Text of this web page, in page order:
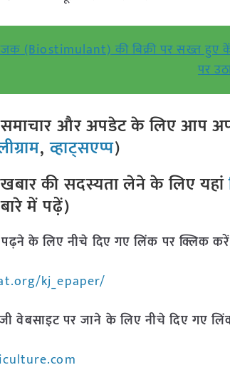
(Biostimulant) की बिक्री पर सख्त हुए
पर
समाचार और अपडेट के लिए आप
,व्हाट्सएप्प)
की सदस्यता लेने के लिए यहां
में पढ़ें)
के लिए नीचे दिए गए लिंक पर क्लिक
kj_epaper/
वेबसाइट पर जाने के लिए नीचे दिए गए